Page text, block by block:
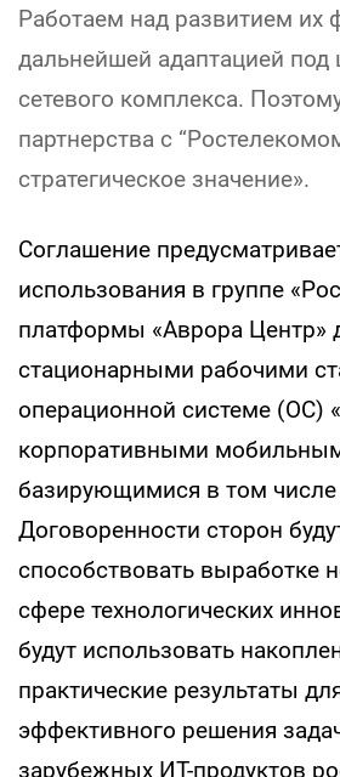
Работаем над развитием их
дальнейшей адаптацией под
сетевого комплекса.
партнерства с
стратегическое значение».
Соглашение
использования в группе
платформы «Аврора Центр»
стационарными рабочими
операционной системе (ОС)
корпоративными
базирующимися в том
Договоренности сторон
способствовать выработке
сфере технологических
будут использовать
практические результаты
эффективного решения
зарубежных ИТ-продуктов